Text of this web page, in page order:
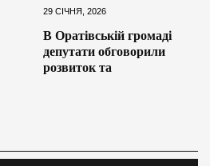
29 СІЧНЯ, 2026
В Оратівській громаді
депутати обговорили
розвиток та